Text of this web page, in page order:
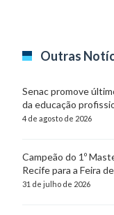
Outras
Senac promove
da educação
4 de agosto de 2026
Campeão do 1º
Recife para a Feira
31 de julho de 2026